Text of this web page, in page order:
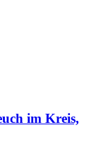
im Kreis,